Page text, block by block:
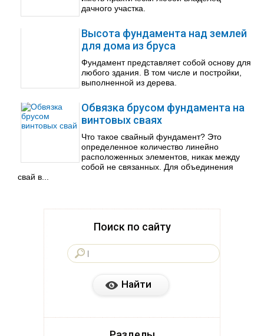
дачного участка.
Высота фундамента над землей
для дома из бруса
Фундамент представляет собой основу для
любого здания. В том числе и постройки,
выполненной из дерева.
Обвязка брусом фундамента на
винтовых сваях
Что такое свайный фундамент? Это
определенное количество линейно
расположенных элементов, никак между
собой не связанных. Для объединения
свай в...
Поиск по сайту